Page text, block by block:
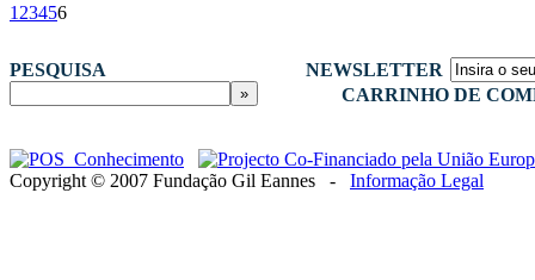
1 23456
PESQUISA
NEWSLETTER
CARRINHO DE
Copyright © 2007 Fundação Gil Eannes - Informação Legal